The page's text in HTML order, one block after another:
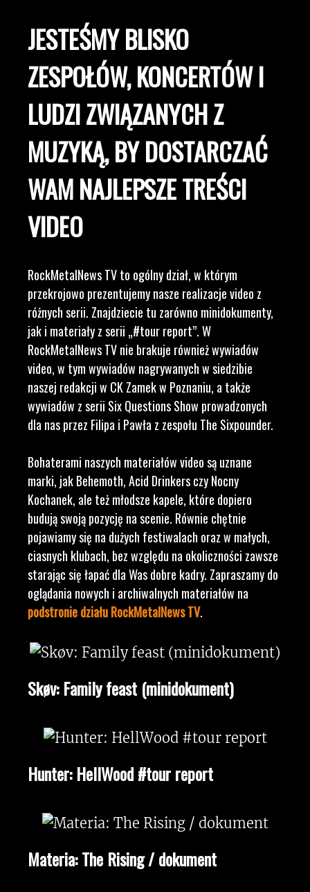
JESTEŚMY BLISKO
ZESPOŁÓW, KONCERTÓW I
LUDZI ZWIĄZANYCH Z
MUZYKĄ, BY DOSTARCZAĆ
WAM NAJLEPSZE TREŚCI
VIDEO
RockMetalNews TV to ogólny dział, w którym
przekrojowo prezentujemy nasze realizacje video z
różnych serii. Znajdziecie tu zarówno minidokumenty,
jak i materiały z serii „#tour report”. W
RockMetalNews TV nie brakuje również wywiadów
video, w tym wywiadów nagrywanych w siedzibie
naszej redakcji w CK Zamek w Poznaniu, a także
wywiadów z serii Six Questions Show prowadzonych
dla nas przez Filipa i Pawła z zespołu The Sixpounder.
Bohaterami naszych materiałów video są uznane
marki, jak Behemoth, Acid Drinkers czy Nocny
Kochanek, ale też młodsze kapele, które dopiero
budują swoją pozycję na scenie. Równie chętnie
pojawiamy się na dużych festiwalach oraz w małych,
ciasnych klubach, bez względu na okoliczności zawsze
starając się łapać dla Was dobre kadry. Zapraszamy do
oglądania nowych i archiwalnych materiałów na
podstronie działu RockMetalNews TV.
Skøv: Family feast (minidokument)
Hunter: HellWood #tour report
Materia: The Rising / dokument